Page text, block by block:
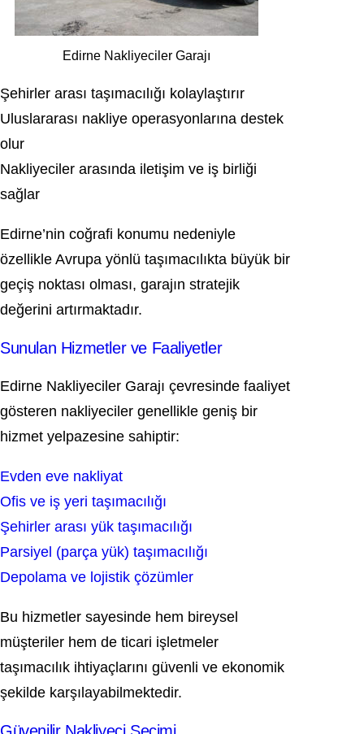
Edirne Nakliyeciler Garajı
Şehirler arası taşımacılığı kolaylaştırır
Uluslararası nakliye operasyonlarına destek
olur
Nakliyeciler arasında iletişim ve iş birliği
sağlar
Edirne’nin coğrafi konumu nedeniyle
özellikle Avrupa yönlü taşımacılıkta büyük bir
geçiş noktası olması, garajın stratejik
değerini artırmaktadır.
Sunulan Hizmetler ve Faaliyetler
Edirne Nakliyeciler Garajı çevresinde faaliyet
gösteren nakliyeciler genellikle geniş bir
hizmet yelpazesine sahiptir:
Evden eve nakliyat
Ofis ve iş yeri taşımacılığı
Şehirler arası yük taşımacılığı
Parsiyel (parça yük) taşımacılığı
Depolama ve lojistik çözümler
Bu hizmetler sayesinde hem bireysel
müşteriler hem de ticari işletmeler
taşımacılık ihtiyaçlarını güvenli ve ekonomik
şekilde karşılayabilmektedir.